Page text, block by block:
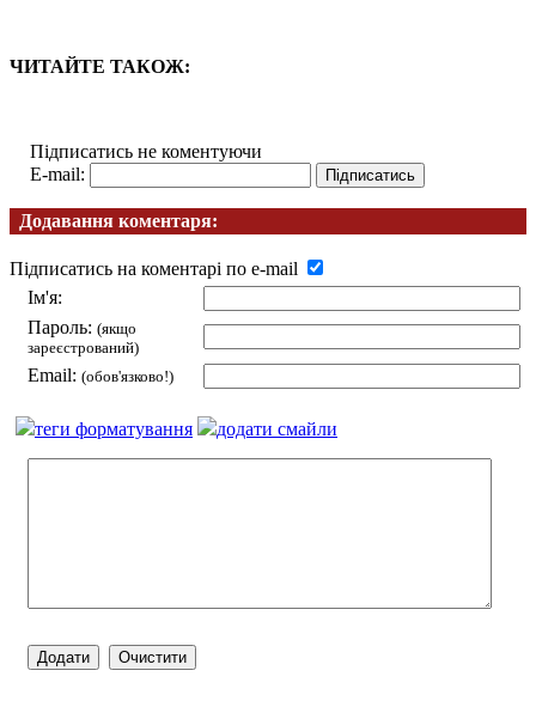
ЧИТАЙТЕ ТАКОЖ:
Підписатись не коментуючи
E-mail:
Додавання коментаря:
Підписатись на коментарі по e-mail
Ім'я:
Пароль: (якщо
зареєстрований)
Email: (обов'язково!)
теги форматування додати смайли